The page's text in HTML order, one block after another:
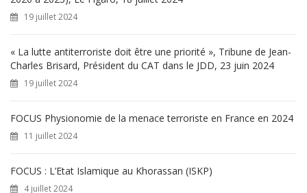
19 juillet 2024
« La lutte antiterroriste doit être une priorité », Tribune de Jean-
Charles Brisard, Président du CAT dans le JDD, 23 juin 2024
19 juillet 2024
FOCUS Physionomie de la menace terroriste en France en 2024
11 juillet 2024
FOCUS : L’Etat Islamique au Khorassan (ISKP)
4 juillet 2024